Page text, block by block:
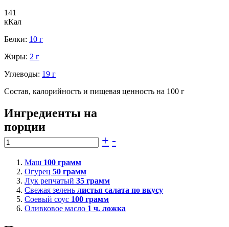
141
кКал
Белки: 10 г
Жиры: 2 г
Углеводы: 19 г
Состав, калорийность и пищевая ценность на 100 г
Ингредиенты на
порции
+ -
Маш 100 грамм
Огурец 50 грамм
Лук репчатый 35 грамм
Свежая зелень листья салата по вкусу
Соевый соус 100 грамм
Оливковое масло 1 ч. ложка